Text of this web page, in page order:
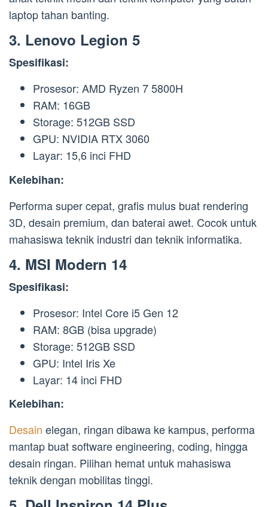
laptop tahan banting.
3. Lenovo Legion 5
Spesifikasi:
Prosesor: AMD Ryzen 7 5800H
RAM: 16GB
Storage: 512GB SSD
GPU: NVIDIA RTX 3060
Layar: 15,6 inci FHD
Kelebihan:
Performa super cepat, grafis mulus buat rendering
3D, desain premium, dan baterai awet. Cocok untuk
mahasiswa teknik industri dan teknik informatika.
4. MSI Modern 14
Spesifikasi:
Prosesor: Intel Core i5 Gen 12
RAM: 8GB (bisa upgrade)
Storage: 512GB SSD
GPU: Intel Iris Xe
Layar: 14 inci FHD
Kelebihan:
Desain elegan, ringan dibawa ke kampus, performa
mantap buat software engineering, coding, hingga
desain ringan. Pilihan hemat untuk mahasiswa
teknik dengan mobilitas tinggi.